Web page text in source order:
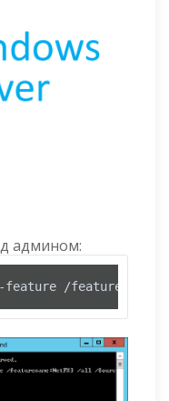
админом:
/